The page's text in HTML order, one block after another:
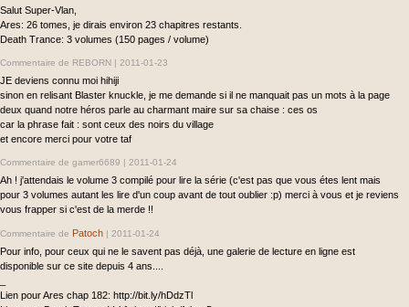
Salut Super-Vlan,
Ares: 26 tomes, je dirais environ 23 chapitres restants.
Death Trance: 3 volumes (150 pages / volume)
Commentaire de REBORN | 2011-01-23
JE deviens connu moi hihiji
sinon en relisant Blaster knuckle, je me demande si il ne manquait pas un mots à la page
deux quand notre héros parle au charmant maire sur sa chaise : ces os
car la phrase fait : sont ceux des noirs du village
et encore merci pour votre taf
Commentaire de gamer6689 | 2011-01-24
Ah ! j'attendais le volume 3 compilé pour lire la série (c'est pas que vous étes lent mais
pour 3 volumes autant les lire d'un coup avant de tout oublier :p) merci à vous et je reviens
vous frapper si c'est de la merde !!
Commentaire de Patoch | 2011-01-24
Pour info, pour ceux qui ne le savent pas déjà, une galerie de lecture en ligne est
disponible sur ce site depuis 4 ans....
Lien pour Ares chap 182: http://bit.ly/hDdzTl